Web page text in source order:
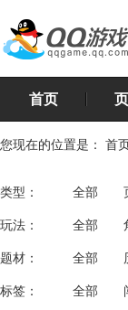
首页
您现在的位置是： 首
类型： 全部
玩法： 全部
飞行
题材： 全部
标签： 全部